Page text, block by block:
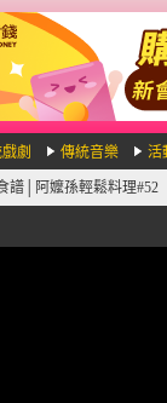
劇 傳統音樂 活
譜│阿嬤孫輕鬆料理#52